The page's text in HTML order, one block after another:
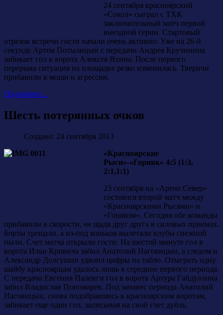
24 сентября красноярский
«Сокол» сыграл с ТХК
заключительный матч первой
выездной серии. Стартовый
отрезок встречи гости начали очень активно. Уже на 26-й
секунде Артем Потылицын с передачи Андрея Кручинина
забивает гол в ворота Алексея Яхина. После первого
перерыва ситуация на площадке резко изменилась. Тверичи
прибавили в мощи и агрессии.
Подробнее...
Шесть потерянных очков
Создано: 24 сентября 2013
«Красноярские
Рыси»-«Горняк» 4:5 (1:3,
2:1,1:1)
23 сентября на «Арене.Север»
состоялся второй матч между
«Красноярскими Рысями» и
«Гоняком». Сегодня обе команды
прибавили в скорости, не щадя друг друга в силовых приемах.
Борты трещали, а из-под коньков вылетали клубы снежной
пыли. Счет матча открыли гости. На шестой минуте гол в
ворота Ильи Кривича забил Анатолий Наговицын, а следом и
Александр Долгушин удвоил цифры на табло. Отыграть одну
шайбу красноярцам удалось лишь к середине первого периода.
С передачи Евгения Паленги гол в ворота Артура Гайдуллина
забил Владислав Пономарев. Под занавес периода Анатолий
Наговицын, снова подобравшись к красноярским воротам,
забивает еще один гол, записывая на свой счет дубль.